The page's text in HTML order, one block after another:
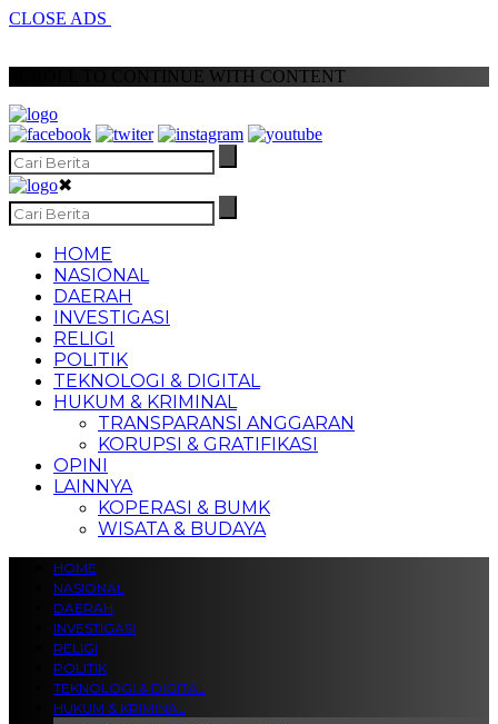
CLOSE ADS
SCROLL TO CONTINUE WITH CONTENT
✖
HOME
NASIONAL
DAERAH
INVESTIGASI
RELIGI
POLITIK
TEKNOLOGI & DIGITAL
HUKUM & KRIMINAL
TRANSPARANSI ANGGARAN
KORUPSI & GRATIFIKASI
OPINI
LAINNYA
KOPERASI & BUMK
WISATA & BUDAYA
HOME
NASIONAL
DAERAH
INVESTIGASI
RELIGI
POLITIK
TEKNOLOGI & DIGITAL
HUKUM & KRIMINAL